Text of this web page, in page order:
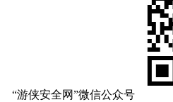
“游侠安全网”微信公众号